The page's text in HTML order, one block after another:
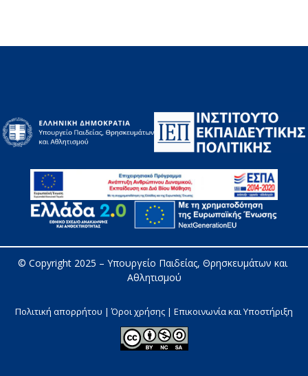
© Copyright 2025 – Υπουργείο Παιδείας, Θρησκευμάτων και
Αθλητισμού
Πολιτική απορρήτου | Όροι χρήσης | Επικοινωνία και Υποστήριξη